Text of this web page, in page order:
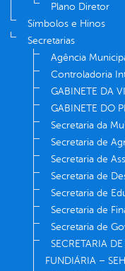
Plano Diretor
Símbolos e Hinos
Secretarias
Agência
Controladoria
GABINETE DA
GABINETE DO
Secretaria da
Secretaria de
Secretaria de
Secretaria de
Secretaria de
Secretaria de
Secretaria de
SECRETARIA
FUNDIÁRIA –